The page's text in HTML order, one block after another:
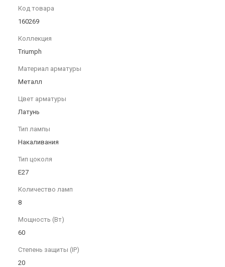
Код товара
160269
Коллекция
Triumph
Материал арматуры
Металл
Цвет арматуры
Латунь
Тип лампы
Накаливания
Тип цоколя
E27
Количество ламп
8
Мощность (Вт)
60
Степень защиты (IP)
20